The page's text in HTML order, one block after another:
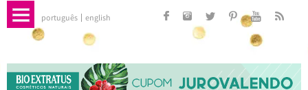
português english